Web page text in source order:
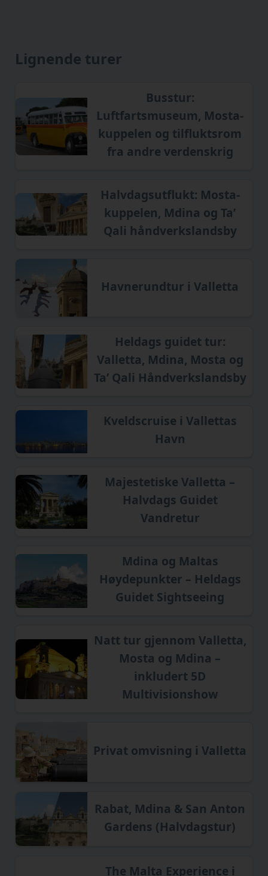
Lignende turer
Busstur:
Luftfartsmuseum, Mosta-
kuppelen og tilfluktsrom
fra andre verdenskrig
Halvdagsutflukt: Mosta-
kuppelen, Mdina og Ta’
Qali håndverkslandsby
Havnerundtur i Valletta
Heldags guidet tur:
Valletta, Mdina, Mosta og
Ta’ Qali Håndverkslandsby
Kveldscruise i Vallettas
Havn
Majestetiske Valletta –
Halvdags Guidet
Vandretur
Mdina og Maltas
Høydepunkter – Heldags
Guidet Sightseeing
Natt tur gjennom Valletta,
Mosta og Mdina –
inkludert 5D
Multivisionshow
Privat omvisning i Valletta
Rabat, Mdina & San Anton
Gardens (Halvdagstur)
The Malta Experience i